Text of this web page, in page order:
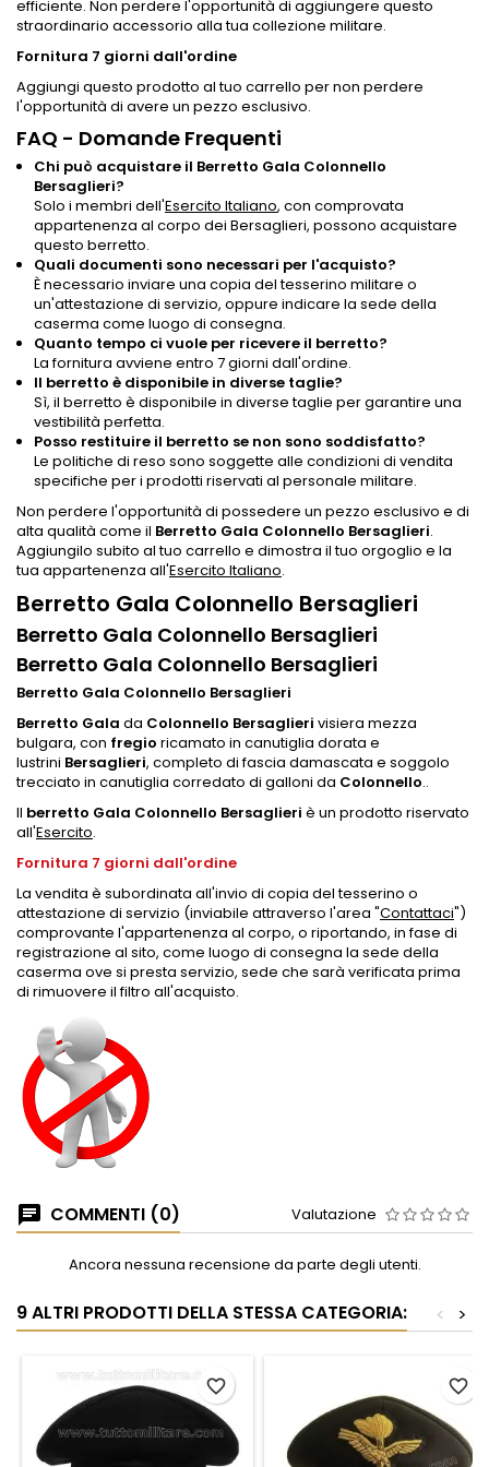
efficiente. Non perdere l'opportunità di aggiungere questo
straordinario accessorio alla tua collezione militare.
Fornitura 7 giorni dall'ordine
Aggiungi questo prodotto al tuo carrello per non perdere
l'opportunità di avere un pezzo esclusivo.
FAQ - Domande Frequenti
Chi può acquistare il Berretto Gala Colonnello
Bersaglieri?
Solo i membri dell'Esercito Italiano, con comprovata
appartenenza al corpo dei Bersaglieri, possono acquistare
questo berretto.
Quali documenti sono necessari per l'acquisto?
È necessario inviare una copia del tesserino militare o
un'attestazione di servizio, oppure indicare la sede della
caserma come luogo di consegna.
Quanto tempo ci vuole per ricevere il berretto?
La fornitura avviene entro 7 giorni dall'ordine.
Il berretto è disponibile in diverse taglie?
Sì, il berretto è disponibile in diverse taglie per garantire una
vestibilità perfetta.
Posso restituire il berretto se non sono soddisfatto?
Le politiche di reso sono soggette alle condizioni di vendita
specifiche per i prodotti riservati al personale militare.
Non perdere l'opportunità di possedere un pezzo esclusivo e di
alta qualità come il Berretto Gala Colonnello Bersaglieri.
Aggiungilo subito al tuo carrello e dimostra il tuo orgoglio e la
tua appartenenza all'Esercito Italiano.
Berretto Gala Colonnello Bersaglieri
Berretto Gala Colonnello Bersaglieri
Berretto Gala Colonnello Bersaglieri
Berretto Gala Colonnello Bersaglieri
Berretto Gala da Colonnello Bersaglieri visiera mezza
bulgara, con fregio ricamato in canutiglia dorata e
lustrini Bersaglieri, completo di fascia damascata e soggolo
trecciato in canutiglia corredato di galloni da Colonnello..
Il berretto Gala Colonnello Bersaglieri è un prodotto riservato
all'Esercito.
Fornitura 7 giorni dall'ordine
La vendita è subordinata all'invio di copia del tesserino o
attestazione di servizio (inviabile attraverso l'area "Contattaci")
comprovante l'appartenenza al corpo, o riportando, in fase di
registrazione al sito, come luogo di consegna la sede della
caserma ove si presta servizio, sede che sarà verificata prima
di rimuovere il filtro all'acquisto.
COMMENTI (0) Valutazione
Ancora nessuna recensione da parte degli utenti.
9 ALTRI PRODOTTI DELLA STESSA CATEGORIA: >
<
favorite_border favorite_border